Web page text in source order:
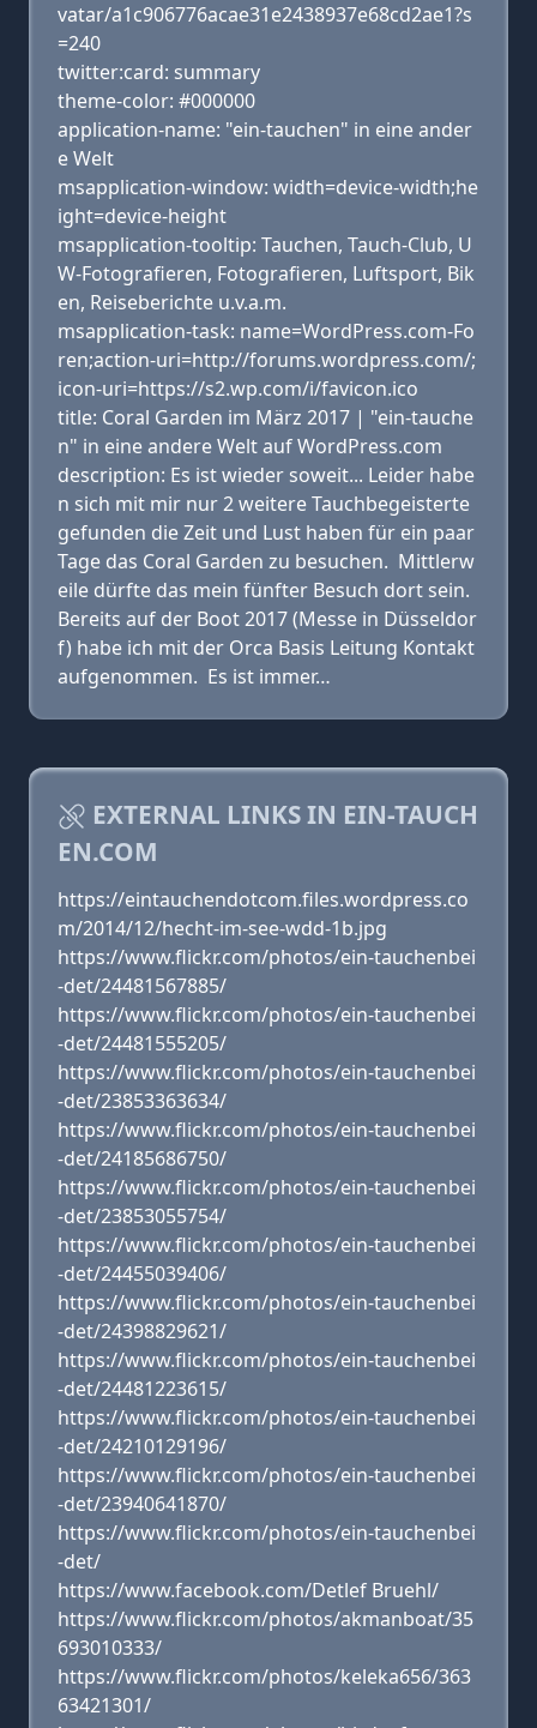
vatar/a1c906776acae31e2438937e68cd2ae1?s
=240
twitter:card: summary
theme-color: #000000
application-name: "ein-tauchen" in eine ander
e Welt
msapplication-window: width=device-width;he
ight=device-height
msapplication-tooltip: Tauchen, Tauch-Club, U
W-Fotografieren, Fotografieren, Luftsport, Bik
en, Reiseberichte u.v.a.m.
msapplication-task: name=WordPress.com-Fo
ren;action-uri=http://forums.wordpress.com/;
icon-uri=https://s2.wp.com/i/favicon.ico
title: Coral Garden im März 2017 | "ein-tauche
n" in eine andere Welt auf WordPress.com
description: Es ist wieder soweit... Leider habe
n sich mit mir nur 2 weitere Tauchbegeisterte
gefunden die Zeit und Lust haben für ein paar
Tage das Coral Garden zu besuchen. Mittlerw
eile dürfte das mein fünfter Besuch dort sein.
Bereits auf der Boot 2017 (Messe in Düsseldor
f) habe ich mit der Orca Basis Leitung Kontakt
aufgenommen. Es ist immer…
EXTERNAL LINKS IN EIN-TAUCH
EN.COM
https://eintauchendotcom.files.wordpress.co
m/2014/12/hecht-im-see-wdd-1b.jpg
https://www.flickr.com/photos/ein-tauchenbei
-det/24481567885/
https://www.flickr.com/photos/ein-tauchenbei
-det/24481555205/
https://www.flickr.com/photos/ein-tauchenbei
-det/23853363634/
https://www.flickr.com/photos/ein-tauchenbei
-det/24185686750/
https://www.flickr.com/photos/ein-tauchenbei
-det/23853055754/
https://www.flickr.com/photos/ein-tauchenbei
-det/24455039406/
https://www.flickr.com/photos/ein-tauchenbei
-det/24398829621/
https://www.flickr.com/photos/ein-tauchenbei
-det/24481223615/
https://www.flickr.com/photos/ein-tauchenbei
-det/24210129196/
https://www.flickr.com/photos/ein-tauchenbei
-det/23940641870/
https://www.flickr.com/photos/ein-tauchenbei
-det/
https://www.facebook.com/Detlef Bruehl/
https://www.flickr.com/photos/akmanboat/35
693010333/
https://www.flickr.com/photos/keleka656/363
63421301/